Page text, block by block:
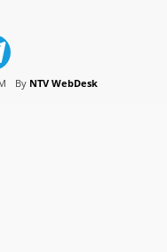
By NTV WebDesk